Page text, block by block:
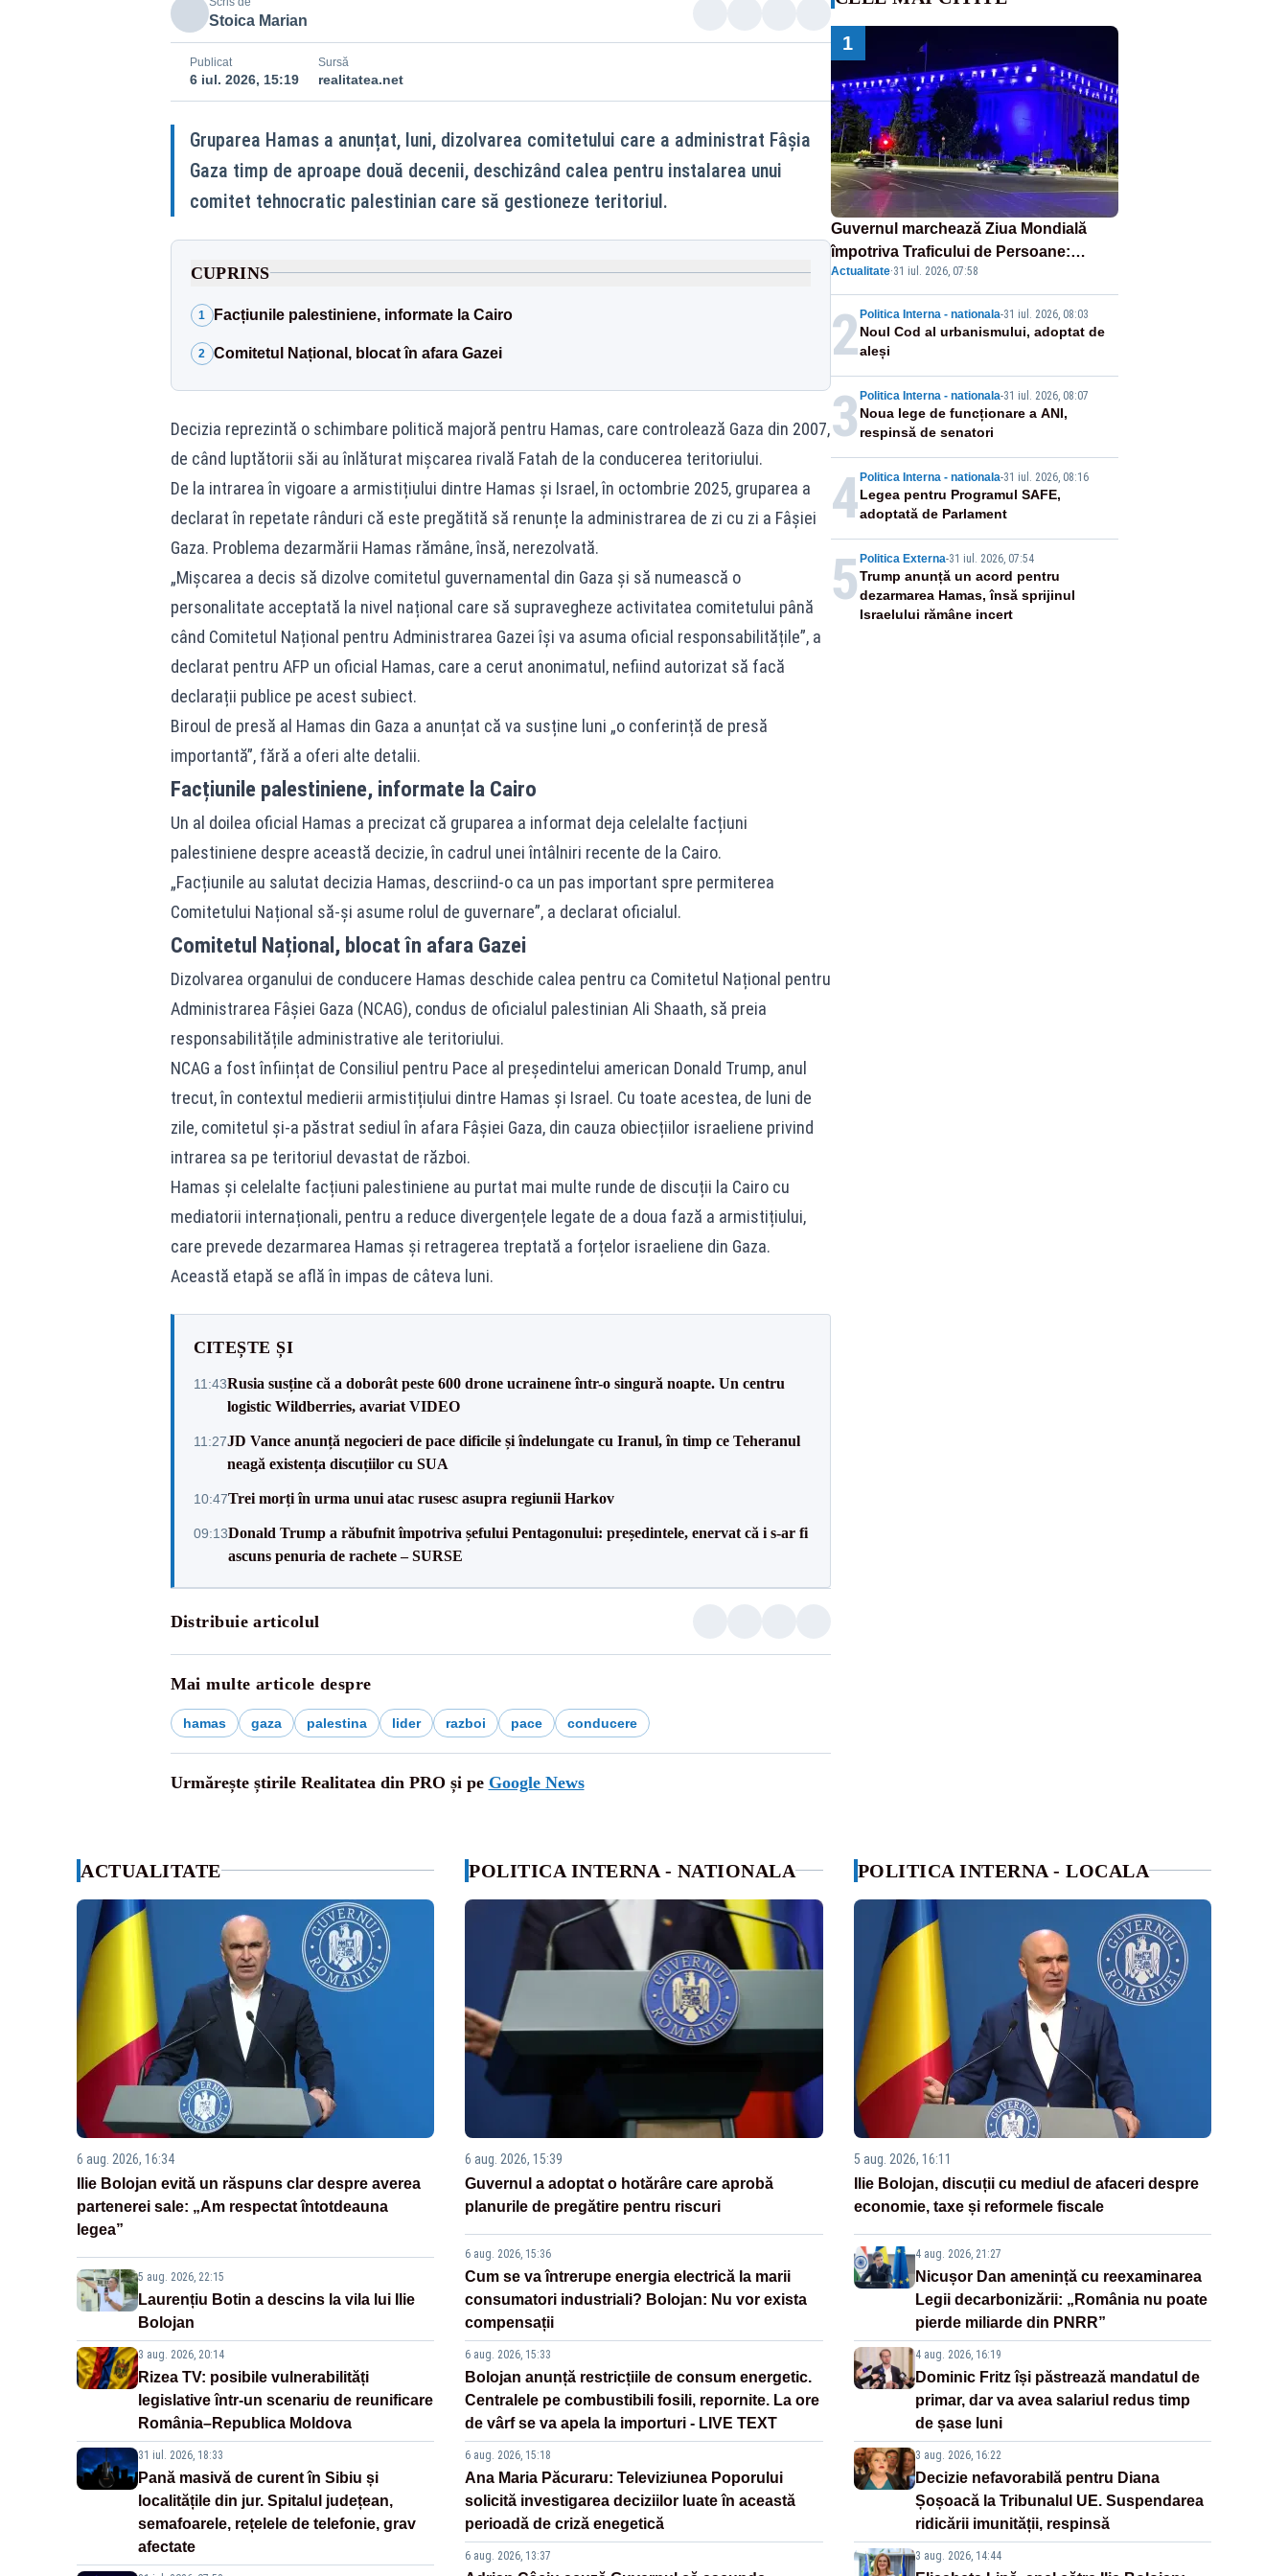
Stoica Marian
Publicat
6 iul. 2026, 15:19
Sursă
realitatea.net
Gruparea Hamas a anunțat, luni, dizolvarea comitetului care a administrat Fâșia
Gaza timp de aproape două decenii, deschizând calea pentru instalarea unui
comitet tehnocratic palestinian care să gestioneze teritoriul.
CUPRINS
1 Facțiunile palestiniene, informate la Cairo
2 Comitetul Național, blocat în afara Gazei
Decizia reprezintă o schimbare politică majoră pentru Hamas, care controlează Gaza din 2007,
de când luptătorii săi au înlăturat mișcarea rivală Fatah de la conducerea teritoriului.
De la intrarea în vigoare a armistițiului dintre Hamas și Israel, în octombrie 2025, gruparea a
declarat în repetate rânduri că este pregătită să renunțe la administrarea de zi cu zi a Fâșiei
Gaza. Problema dezarmării Hamas rămâne, însă, nerezolvată.
„Mișcarea a decis să dizolve comitetul guvernamental din Gaza și să numească o
personalitate acceptată la nivel național care să supravegheze activitatea comitetului până
când Comitetul Național pentru Administrarea Gazei își va asuma oficial responsabilitățile”, a
declarat pentru AFP un oficial Hamas, care a cerut anonimatul, nefiind autorizat să facă
declarații publice pe acest subiect.
Biroul de presă al Hamas din Gaza a anunțat că va susține luni „o conferință de presă
importantă”, fără a oferi alte detalii.
Facțiunile palestiniene, informate la Cairo
Un al doilea oficial Hamas a precizat că gruparea a informat deja celelalte facțiuni
palestiniene despre această decizie, în cadrul unei întâlniri recente de la Cairo.
„Facțiunile au salutat decizia Hamas, descriind-o ca un pas important spre permiterea
Comitetului Național să-și asume rolul de guvernare”, a declarat oficialul.
Comitetul Național, blocat în afara Gazei
Dizolvarea organului de conducere Hamas deschide calea pentru ca Comitetul Național pentru
Administrarea Fâșiei Gaza (NCAG), condus de oficialul palestinian Ali Shaath, să preia
responsabilitățile administrative ale teritoriului.
NCAG a fost înființat de Consiliul pentru Pace al președintelui american Donald Trump, anul
trecut, în contextul medierii armistițiului dintre Hamas și Israel. Cu toate acestea, de luni de
zile, comitetul și-a păstrat sediul în afara Fâșiei Gaza, din cauza obiecțiilor israeliene privind
intrarea sa pe teritoriul devastat de război.
Hamas și celelalte facțiuni palestiniene au purtat mai multe runde de discuții la Cairo cu
mediatorii internaționali, pentru a reduce divergențele legate de a doua fază a armistițiului,
care prevede dezarmarea Hamas și retragerea treptată a forțelor israeliene din Gaza.
Această etapă se află în impas de câteva luni.
CITEȘTE ȘI
11:43Rusia susține că a doborât peste 600 drone ucrainene într-o singură noapte. Un centru
logistic Wildberries, avariat VIDEO
11:27JD Vance anunță negocieri de pace dificile și îndelungate cu Iranul, în timp ce Teheranul
neagă existența discuțiilor cu SUA
10:47Trei morți în urma unui atac rusesc asupra regiunii Harkov
09:13Donald Trump a răbufnit împotriva șefului Pentagonului: președintele, enervat că i s-ar fi
ascuns penuria de rachete – SURSE
Distribuie articolul
Mai multe articole despre
hamas gaza palestina lider razboi pace conducere
Urmărește știrile Realitatea din PRO și pe Google News
1
Guvernul marchează Ziua Mondială
împotriva Traficului de Persoane:
Palatul Victoria, iluminat în albastru
Actualitate·31 iul. 2026, 07:58
2Politica Interna - nationala-31 iul. 2026, 08:03
Noul Cod al urbanismului, adoptat de
aleși
3 Politica Interna - nationala-31 iul. 2026, 08:07
Noua lege de funcționare a ANI,
respinsă de senatori
4Politica Interna - nationala-31 iul. 2026, 08:16
Legea pentru Programul SAFE,
adoptată de Parlament
5 Politica Externa-31 iul. 2026, 07:54
Trump anunță un acord pentru
dezarmarea Hamas, însă sprijinul
Israelului rămâne incert
ACTUALITATE
6 aug. 2026, 16:34
Ilie Bolojan evită un răspuns clar despre averea
partenerei sale: „Am respectat întotdeauna
legea”
5 aug. 2026, 22:15
Laurențiu Botin a descins la vila lui Ilie
Bolojan
3 aug. 2026, 20:14
Rizea TV: posibile vulnerabilități
legislative într-un scenariu de reunificare
România–Republica Moldova
31 iul. 2026, 18:33
Pană masivă de curent în Sibiu și
localitățile din jur. Spitalul județean,
semafoarele, rețelele de telefonie, grav
afectate
POLITICA INTERNA - NATIONALA
6 aug. 2026, 15:39
Guvernul a adoptat o hotărâre care aprobă
planurile de pregătire pentru riscuri
6 aug. 2026, 15:36
Cum se va întrerupe energia electrică la marii
consumatori industriali? Bolojan: Nu vor exista
compensații
6 aug. 2026, 15:33
Bolojan anunță restricțiile de consum energetic.
Centralele pe combustibili fosili, repornite. La ore
de vârf se va apela la importuri - LIVE TEXT
6 aug. 2026, 15:18
Ana Maria Păcuraru: Televiziunea Poporului
solicită investigarea deciziilor luate în această
perioadă de criză enegetică
6 aug. 2026, 13:37
POLITICA INTERNA - LOCALA
5 aug. 2026, 16:11
Ilie Bolojan, discuții cu mediul de afaceri despre
economie, taxe și reformele fiscale
4 aug. 2026, 21:27
Nicușor Dan amenință cu reexaminarea
Legii decarbonizării: „România nu poate
pierde miliarde din PNRR”
4 aug. 2026, 16:19
Dominic Fritz își păstrează mandatul de
primar, dar va avea salariul redus timp
de șase luni
3 aug. 2026, 16:22
Decizie nefavorabilă pentru Diana
Șoșoacă la Tribunalul UE. Suspendarea
ridicării imunității, respinsă
3 aug. 2026, 14:44